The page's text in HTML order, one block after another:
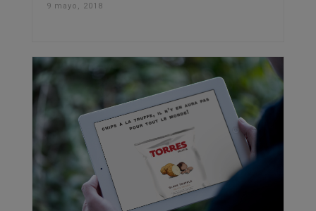
9 mayo, 2018